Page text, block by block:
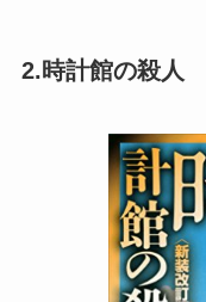
2.時計館の殺人